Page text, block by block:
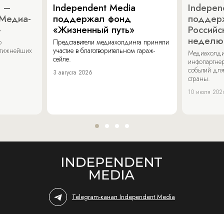
–
Independent Media
поддержал фонд
«Жизненный путь»
Представители медиахолдинга приняли
участие в благотворительном гараж-
сейле.
3 августа 2026
неделю
событий
страны.
10 июля
Telegram-канал Independent Media